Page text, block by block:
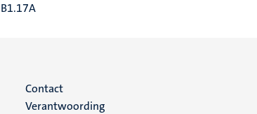
B1.17A
Menu
Contact
Verantwoording